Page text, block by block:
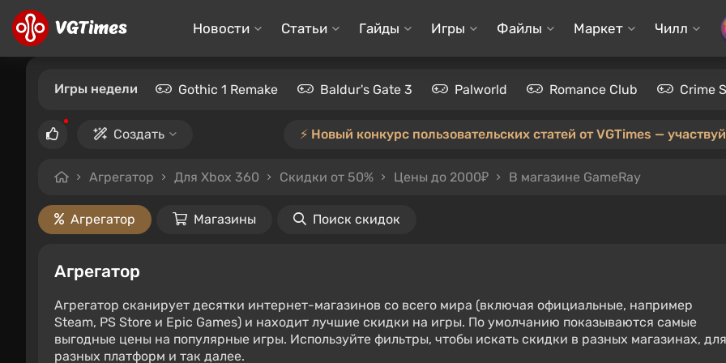
Новости Статьи Гайды Игры Файлы Маркет Чилл
Игры недели Gothic 1 Remake Baldur's Gate 3 Palworld Romance Club Crime
Создать ⚡️ Новый конкурс пользовательских статей от VGTimes —
Агрегатор Для Xbox 360 Скидки от 50% Цены до 2000₽ В магазине GameRay
Агрегатор Магазины Поиск скидок
Агрегатор
Агрегатор сканирует десятки интернет-магазинов со всего мира (включая официальные, например
Steam, PS Store и Epic Games) и находит лучшие скидки на игры. По умолчанию показываются самые
выгодные цены на популярные игры. Используйте фильтры, чтобы искать скидки в разных магазинах, для
разных платформ и так далее.